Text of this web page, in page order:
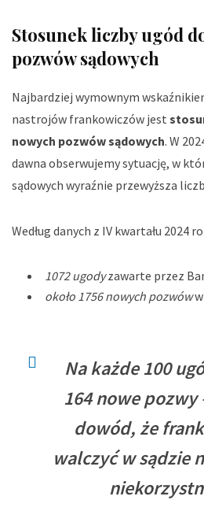
Stosunek liczby ugód
pozwów sądowych
Najbardziej wymownym
nastrojów frankowiczów jest
nowych pozwów sądowych. W
dawna obserwujemy sytuację, w
sądowych wyraźnie przewyższa
Według danych z IV kwartału 2024
1072 ugodyzawarte przez
około 1756 nowych pozwów
Na każde 100
164 nowe
dowód, że
walczyć w sądzie